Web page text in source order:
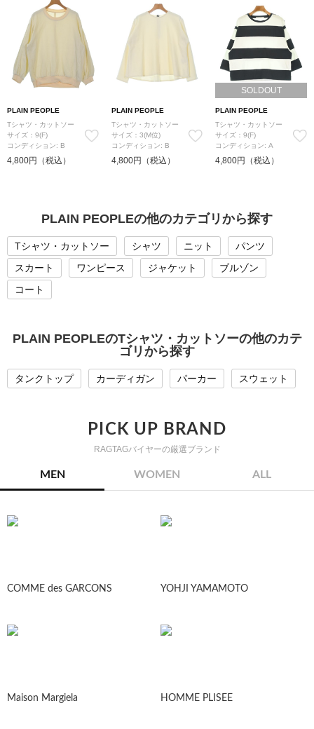
PLAIN PEOPLE
Tシャツ・カットソー
サイズ：9(F)
コンディション: B
4,800円（税込）
PLAIN PEOPLE
Tシャツ・カットソー
サイズ：3(M位)
コンディション: B
4,800円（税込）
SOLDOUT
PLAIN PEOPLE
Tシャツ・カットソー
サイズ：9(F)
コンディション: A
4,800円（税込）
PLAIN PEOPLEの他のカテゴリから探す
Tシャツ・カットソー シャツ ニット
パンツ
スカート
ワンピース ジャケット
ブルゾン
コート
PLAIN PEOPLEのTシャツ・カットソーの他のカテ
ゴリから探す
タンクトップ カーディガン パーカー スウェット
PICK UP BRAND
RAGTAGバイヤーの厳選ブランド
MEN WOMEN ALL
COMME des GARCONS YOHJI YAMAMOTO
Maison Margiela HOMME PLISEE